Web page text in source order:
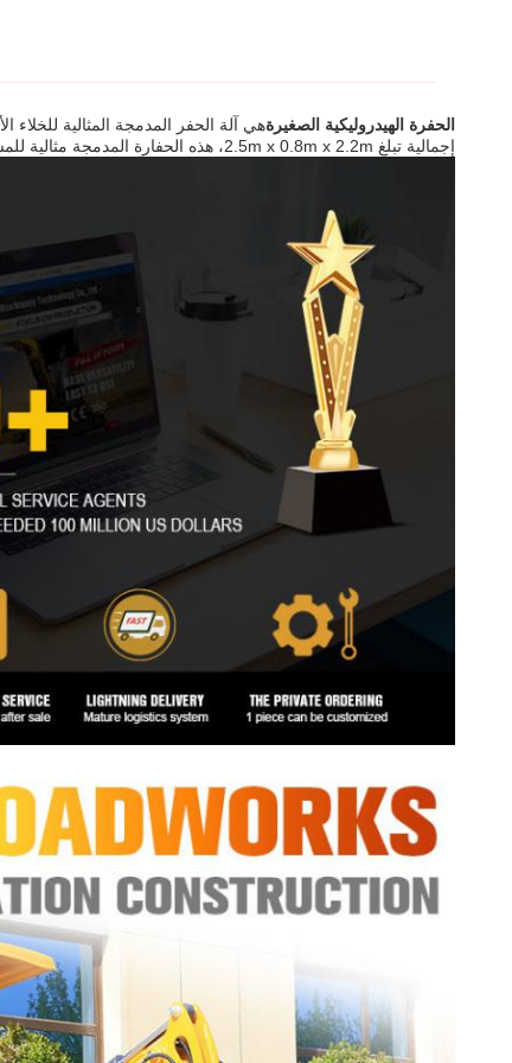
الحفرة الهيدروليكية الصغيرة
إجمالية تبلغ 2.5m x 0.8m x 2.2m، هذه الحفارة المدمجة مثالية للمشاريع الصغيرة والمساحات الضيقة.تصميمه الفعال والقوي يجعله خيارًا رائعًا لإكمال مهام الحفر بسرعة وبأمان.